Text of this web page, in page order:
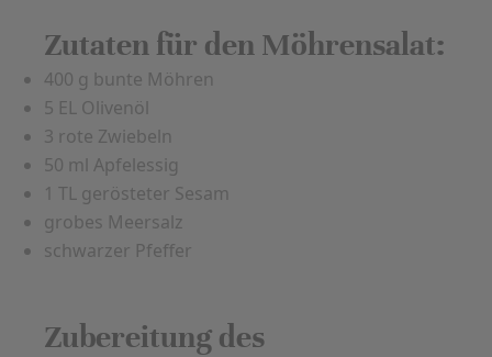
Zutaten für den Möhrensalat:
400 g bunte Möhren
5 EL Olivenöl
3 rote Zwiebeln
50 ml Apfelessig
1 TL gerösteter Sesam
grobes Meersalz
schwarzer Pfeffer
Zubereitung des